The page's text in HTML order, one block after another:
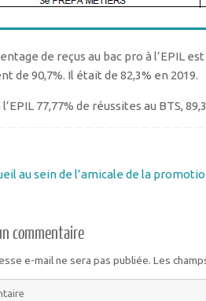
de reçus au bac pro à l’EPIL
de 90,7%. Il était de 82,3% en 2019.
l’EPIL 77,77% de réussites au BTS,
au sein de l’amicale de la
commentaire
e-mail ne sera pas publiée. Les